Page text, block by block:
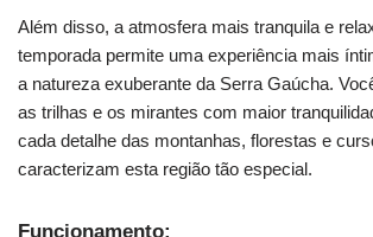
Além disso, a atmosfera mais tranquila e
temporada permite uma experiência mais
a natureza exuberante da Serra Gaúcha.
as trilhas e os mirantes com maior
cada detalhe das montanhas, florestas e
caracterizam esta região tão especial.
Funcionamento: